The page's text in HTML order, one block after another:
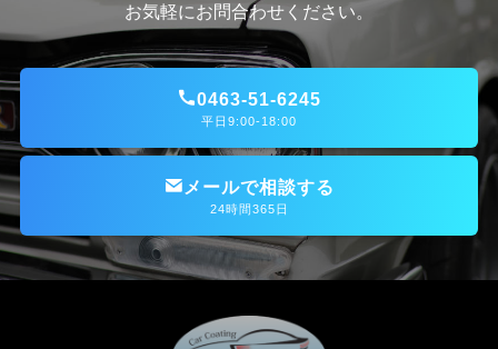
お気軽にお問合わせください。
0463-51-6245
平日9:00-18:00
メールで相談する
24時間365日